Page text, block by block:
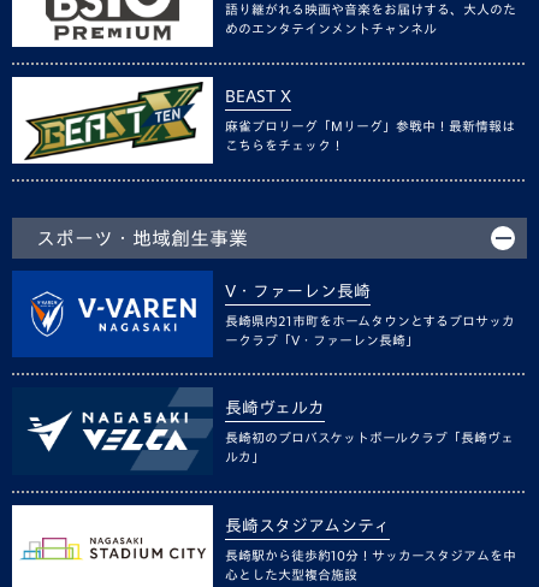
語り継がれる映画や音楽をお届けする、大人のた
めのエンタテインメントチャンネル
BEAST X
麻雀プロリーグ「Mリーグ」参戦中！最新情報は
こちらをチェック！
スポーツ・地域創生事業
V・ファーレン長崎
長崎県内21市町をホームタウンとするプロサッカ
ークラブ「V・ファーレン長崎」
長崎ヴェルカ
長崎初のプロバスケットボールクラブ「長崎ヴェ
ルカ」
長崎スタジアムシティ
長崎駅から徒歩約10分！サッカースタジアムを中
心とした大型複合施設